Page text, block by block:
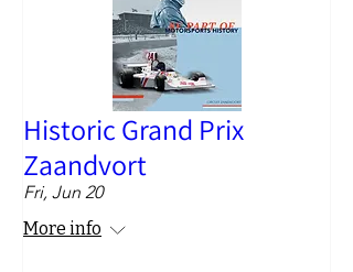
Historic Grand Prix
Zaandvort
Fri, Jun 20
More info